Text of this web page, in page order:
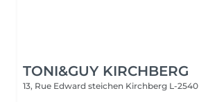
TONI&GUY KIRCHBERG
13, Rue Edward steichen Kirchberg L-2540